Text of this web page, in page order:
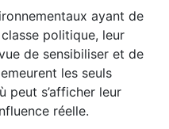
ayant de
politique, leur
de sensibiliser et de
les seuls
peut s’afficher leur
réelle.